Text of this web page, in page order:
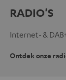
RADIO'S
Internet- &
Ontdek onze